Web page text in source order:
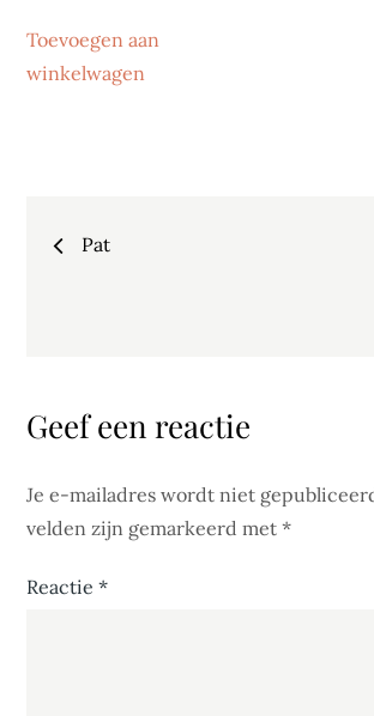
Toevoegen aan
winkelwagen
Bericht
Pat
Geef een reactie
Je e-mailadres wordt niet
velden zijn gemarkeerd met*
Reactie*